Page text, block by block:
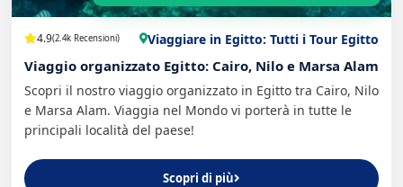
4.9(2.4k Recensioni) Viaggiare in Egitto: Tutti i Tour Egitto
Viaggio organizzato Egitto: Cairo, Nilo e Marsa Alam
Scopri il nostro viaggio organizzato in Egitto tra Cairo, Nilo
e Marsa Alam. Viaggia nel Mondo vi porterà in tutte le
principali località del paese!
Scopri di più